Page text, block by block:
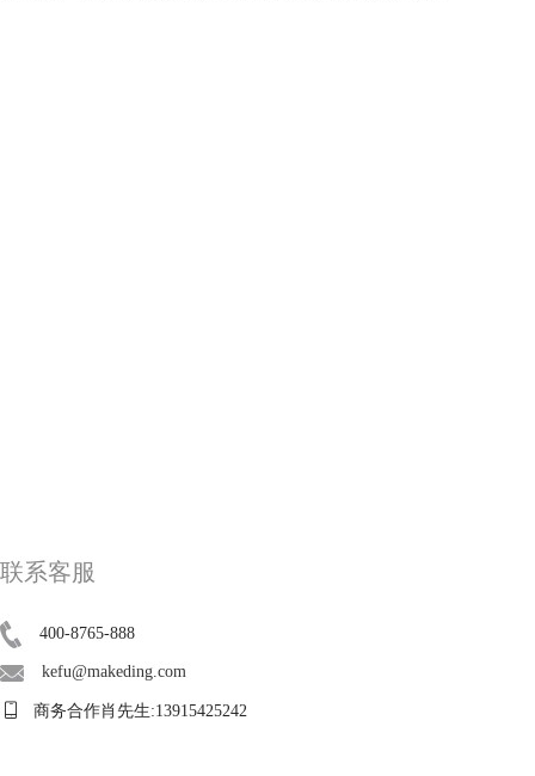
联系客服
400-8765-888
kefu@makeding.com
商务合作肖先生:13915425242